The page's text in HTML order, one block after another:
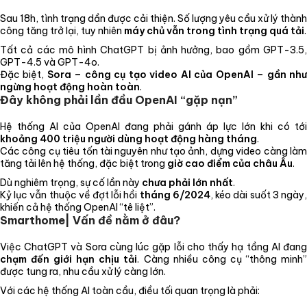
Sau 18h, tình trạng dần được cải thiện. Số lượng yêu cầu xử lý thành
công tăng trở lại, tuy nhiên máy chủ vẫn trong tình trạng quá tải.
Tất cả các mô hình ChatGPT bị ảnh hưởng, bao gồm GPT-3.5,
GPT-4.5 và GPT-4o.
Đặc biệt, Sora – công cụ tạo video AI của OpenAI – gần như
ngừng hoạt động hoàn toàn.
Đây không phải lần đầu OpenAI “gặp nạn”
Hệ thống AI của OpenAI đang phải gánh áp lực lớn khi có tới
khoảng 400 triệu người dùng hoạt động hàng tháng.
Các công cụ tiêu tốn tài nguyên như tạo ảnh, dựng video càng làm
tăng tải lên hệ thống, đặc biệt trong giờ cao điểm của châu Âu.
Dù nghiêm trọng, sự cố lần này chưa phải lớn nhất.
Kỷ lục vẫn thuộc về đợt lỗi hồi tháng 6/2024, kéo dài suốt 3 ngày,
khiến cả hệ thống OpenAI “tê liệt”.
Smarthome| Vấn đề nằm ở đâu?
Việc ChatGPT và Sora cùng lúc gặp lỗi cho thấy hạ tầng AI đang
chạm đến giới hạn chịu tải. Càng nhiều công cụ “thông minh”
được tung ra, nhu cầu xử lý càng lớn.
Với các hệ thống AI toàn cầu, điều tối quan trọng là phải: